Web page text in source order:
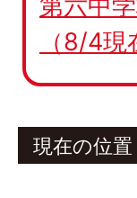
（8/4現
現在の位置